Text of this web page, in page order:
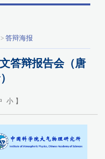
> 答辩海报
答辩报告会（唐
小 】